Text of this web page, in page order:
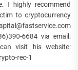
I highly recommend
to cryptocurrency
6684 via email:
can visit his website:
rec-1